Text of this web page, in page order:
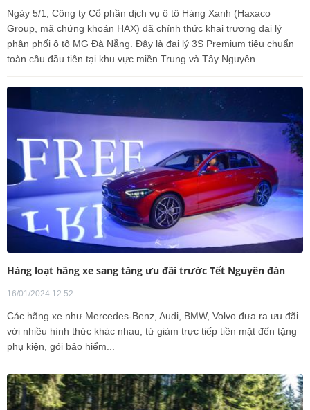
Ngày 5/1, Công ty Cổ phần dịch vụ ô tô Hàng Xanh (Haxaco
Group, mã chứng khoán HAX) đã chính thức khai trương đại lý
phân phối ô tô MG Đà Nẵng. Đây là đại lý 3S Premium tiêu chuẩn
toàn cầu đầu tiên tại khu vực miền Trung và Tây Nguyên.
Hàng loạt hãng xe sang tăng ưu đãi trước Tết Nguyên đán
16/01/2024 12:52
Các hãng xe như Mercedes-Benz, Audi, BMW, Volvo đưa ra ưu đãi
với nhiều hình thức khác nhau, từ giảm trực tiếp tiền mặt đến tặng
phụ kiện, gói bảo hiểm...